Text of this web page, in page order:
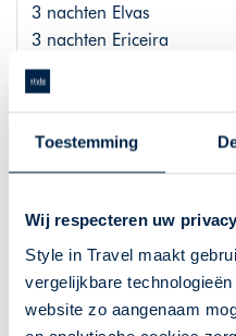
Toestemming
Wij respecteren uw
Style in Travel maakt
vergelijkbare
website zo aangenaam
3 nachten Elvas
3 nachten Ericeira
Deze reis is gebaseerd op
beschikbare vluchten.
op de website kunt u
Gecommuniceerde